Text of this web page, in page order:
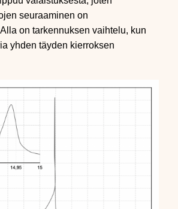
seuraaminen on
on tarkennuksen vaihtelu, kun
yhden täyden kierroksen